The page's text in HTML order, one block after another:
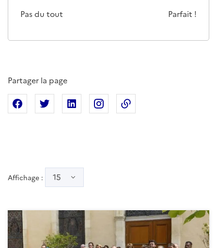
Pas du tout Parfait !
Partager la page
Partager sur Facebook
Partager sur XPartager sur Linkedin
Partager sur Instagram
Affichage : 15